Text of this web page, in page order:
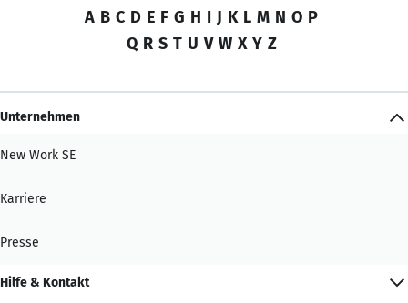
A B C D E F G H I J K L M N O P
Q R S T U V W X Y Z
Unternehmen
New Work SE
Karriere
Presse
Hilfe & Kontakt